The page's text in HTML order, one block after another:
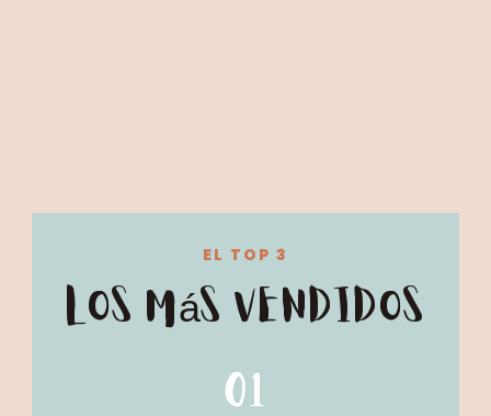
EL TOP 3
Los más vendidos
01